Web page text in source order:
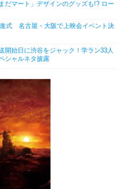
だマート」デザインのグッズも!? ロー
式 名古屋・大阪で上映会イベント決
開始日に渋谷をジャック！学ラン33人
シャルネタ披露